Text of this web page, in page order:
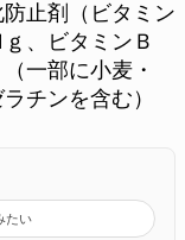
止剤（ビタミン
、ビタミンＢ
一部に小麦・
チンを含む）
たい